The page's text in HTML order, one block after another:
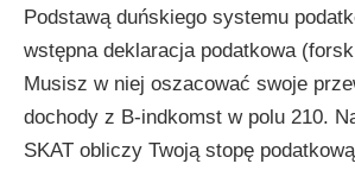
Podstawą duńskiego systemu
wstępna deklaracja podatkowa
Musisz w niej oszacować swoje
dochody z B-indkomst w polu 210.
SKAT obliczy Twoją stopę